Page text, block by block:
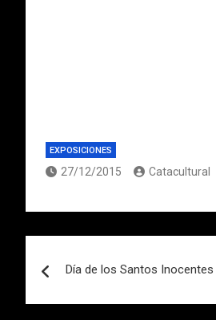
EXPOSICIONES
27/12/2015 Catacultural
de
Día de los Santos